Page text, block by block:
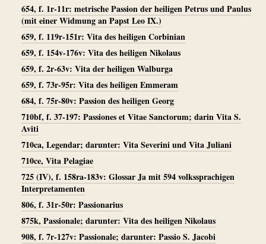
654, f. 1r-11r: metrische Passion der heiligen Petrus und Paulus
(mit einer Widmung an Papst Leo IX.)
659, f. 119r-151r: Vita des heiligen Corbinian
659, f. 154v-176v: Vita des heiligen Nikolaus
659, f. 2r-63v: Vita der heiligen Walburga
659, f. 73r-95r: Vita des heiligen Emmeram
684, f. 75r-80v: Passion des heiligen Georg
710bf, f. 37-197: Passiones et Vitae Sanctorum; darin Vita S.
Aviti
710ca, Legendar; darunter: Vita Severini und Vita Juliani
710ce, Vita Pelagiae
725 (IV), f. 158ra-183v: Glossar Ja mit 594 volkssprachigen
Interpretamenten
806, f. 31r-50r: Passionarius
875k, Passionale; darunter: Vita des heiligen Nikolaus
908, f. 7r-127v: Passionale; darunter: Passio S. Jacobi